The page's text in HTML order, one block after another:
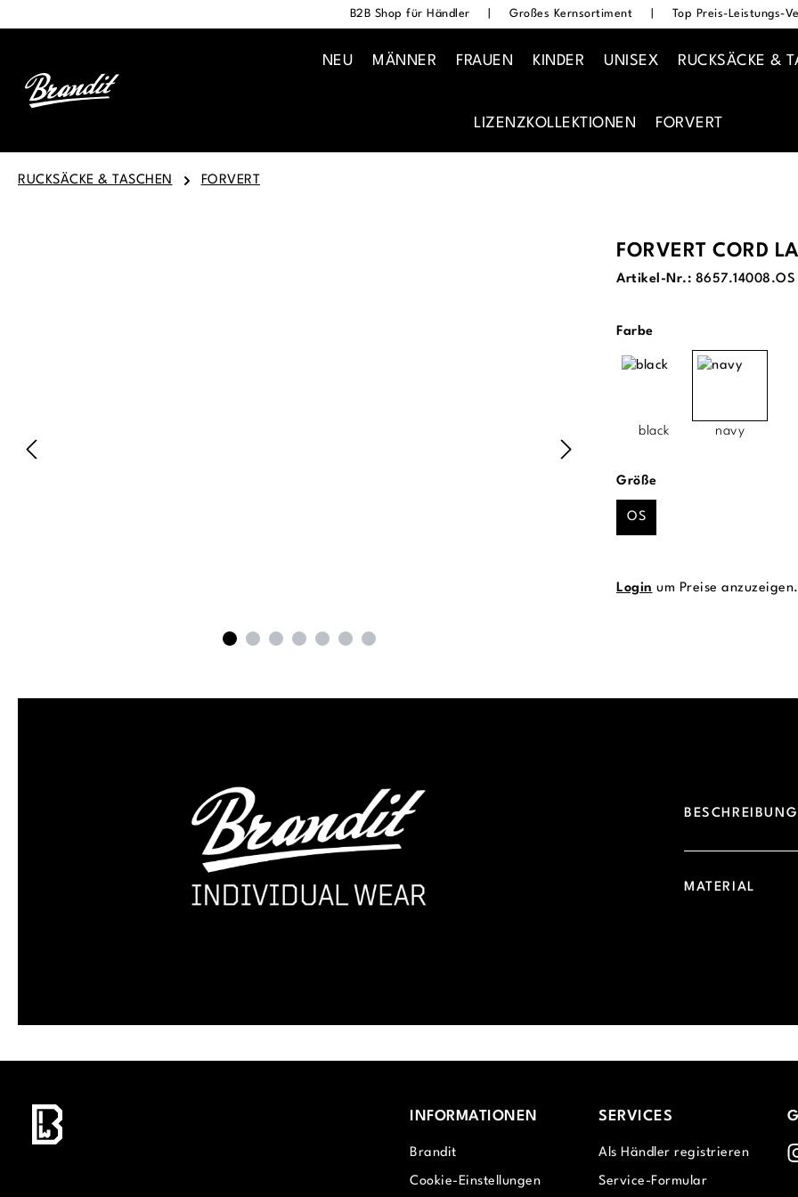
B2B Shop für Händler Großes Kernsortiment Top Preis-Leistungs-
NEU MÄNNER FRAUEN KINDER UNISEX RUCKSÄCKE &
LIZENZKOLLEKTIONEN FORVERT
RUCKSÄCKE & TASCHEN FORVERT
FORVERT CORD
Artikel-Nr.: 8657.14008.OS
Farbeauswählen
black navy
Größeauswählen
OS
Login um Preise anzuzeigen.
BESCHREIBUNG
MATERIAL
INFORMATIONEN
Brandit
Cookie-Einstellungen
SERVICES
Als Händler registrieren
Service-Formular